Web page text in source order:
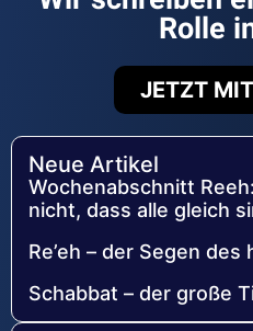
Rolle
JETZT
Neue Artikel
Wochenabschnitt
nicht, dass alle gleich
Re’eh – der Segen
Schabbat – der große